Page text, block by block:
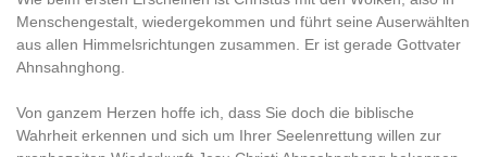
Menschengestalt, wiedergekommen und führt seine Auserwählten
aus allen Himmelsrichtungen zusammen. Er ist gerade Gottvater
Ahnsahnghong.
Von ganzem Herzen hoffe ich, dass Sie doch die biblische
Wahrheit erkennen und sich um Ihrer Seelenrettung willen zur